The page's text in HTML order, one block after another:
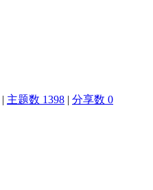
| 主题数 1398 | 分享数 0